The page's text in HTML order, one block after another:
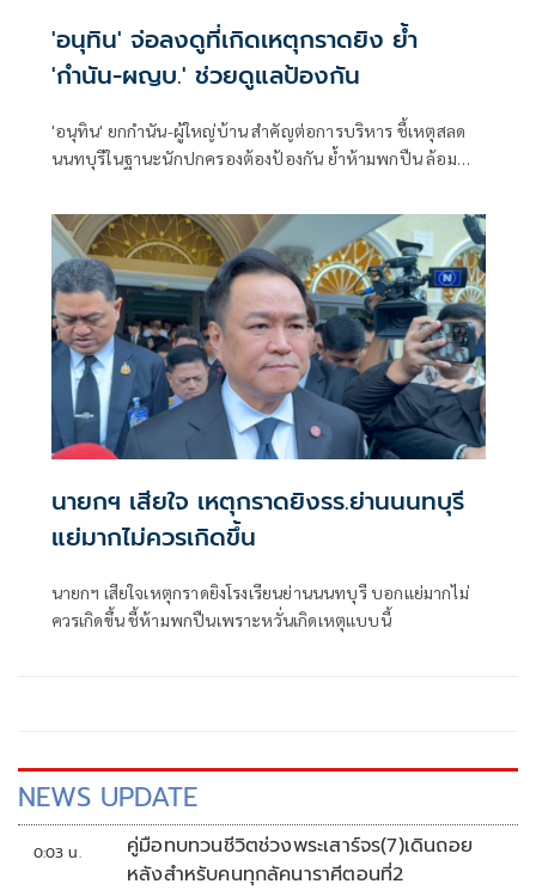
'อนุทิน' จ่อลงดูที่เกิดเหตุกราดยิง ย้ำ
'กำนัน-ผญบ.' ช่วยดูแลป้องกัน
'อนุทิน' ยกกำนัน-ผู้ใหญ่บ้าน สำคัญต่อการบริหาร ชี้เหตุสลด
นนทบุรีในฐานะนักปกครองต้องป้องกัน ย้ำห้ามพกปืน ล้อม
ที่เกิดเหตุ
นายกฯ เสียใจ เหตุกราดยิงรร.ย่านนนทบุรี
แย่มากไม่ควรเกิดขึ้น
นายกฯ เสียใจเหตุกราดยิงโรงเรียนย่านนนทบุรี บอกแย่มากไม่
ควรเกิดขึ้น ชี้ห้ามพกปืนเพราะหวั่นเกิดเหตุแบบนี้
NEWS UPDATE
0:03 น.
คู่มือทบทวนชีวิตช่วงพระเสาร์จร(7)เดินถอย
หลังสำหรับคนทุกลัคนาราศีตอนที่2